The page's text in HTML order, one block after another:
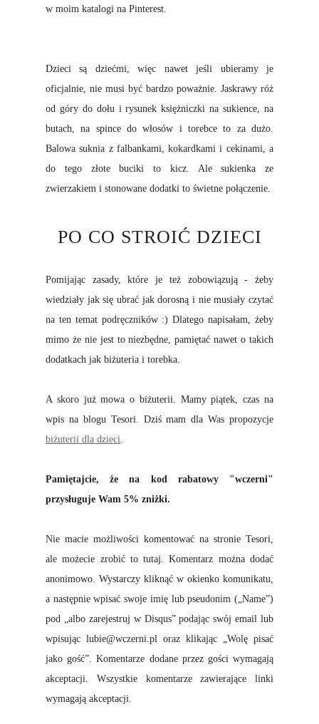
w moim katalogi na Pinterest.
Dzieci są dziećmi, więc nawet jeśli ubieramy je
oficjalnie, nie musi być bardzo poważnie. Jaskrawy róż
od góry do dołu i rysunek księżniczki na sukience, na
butach, na spince do włosów i torebce to za dużo.
Balowa suknia z falbankami, kokardkami i cekinami, a
do tego złote buciki to kicz. Ale sukienka ze
zwierzakiem i stonowane dodatki to świetne połączenie.
PO CO STROIĆ DZIECI
Pomijając zasady, które je też zobowiązują - żeby
wiedziały jak się ubrać jak dorosną i nie musiały czytać
na ten temat podręczników :) Dlatego napisałam, żeby
mimo że nie jest to niezbędne, pamiętać nawet o takich
dodatkach jak biżuteria i torebka.
A skoro już mowa o biżuterii. Mamy piątek, czas na
wpis na blogu Tesori. Dziś mam dla Was propozycje
biżuterii dla dzieci.
Pamiętajcie, że na kod rabatowy "wczerni"
przysługuje Wam 5% zniżki.
Nie macie możliwości komentować na stronie Tesori,
ale możecie zrobić to tutaj. Komentarz można dodać
anonimowo. Wystarczy kliknąć w okienko komunikatu,
a następnie wpisać swoje imię lub pseudonim („Name”)
pod „albo zarejestruj w Disqus” podając swój email lub
wpisując lubie@wczerni.pl oraz klikając „Wolę pisać
jako gość”. Komentarze dodane przez gości wymagają
akceptacji. Wszystkie komentarze zawierające linki
wymagają akceptacji.